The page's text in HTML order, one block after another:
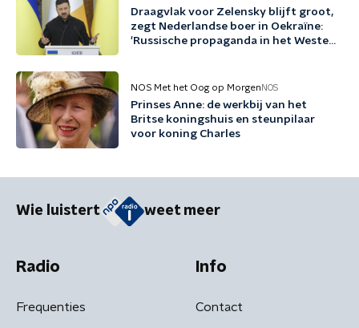
Draagvlak voor Zelensky blijft groot,
zegt Nederlandse boer in Oekraïne:
'Russische propaganda in het Westen
NOS Met het Oog op Morgen NOS
Prinses Anne: de werkbij van het
Britse koningshuis en steunpilaar
voor koning Charles
Wie luistert weet meer
Radio
Frequenties
Info
Contact